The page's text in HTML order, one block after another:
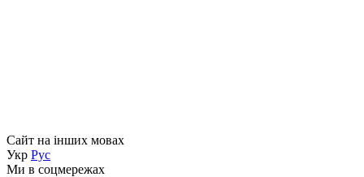
Сайт на інших мовах
Укр Рус
Ми в соцмережах